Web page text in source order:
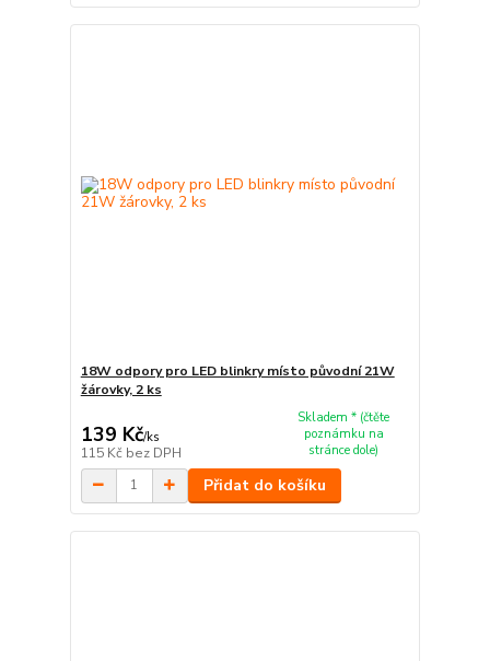
18W odpory pro LED blinkry místo původní 21W
žárovky, 2 ks
139 Kč/ks
115 Kč bez DPH
Skladem * (čtěte
poznámku na
stránce dole)
Přidat do košíku